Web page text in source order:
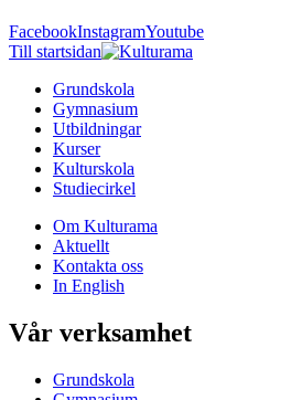
FacebookInstagramYoutube
Till startsidan
Grundskola
Gymnasium
Utbildningar
Kurser
Kulturskola
Studiecirkel
Om Kulturama
Aktuellt
Kontakta oss
In English
Vår verksamhet
Grundskola